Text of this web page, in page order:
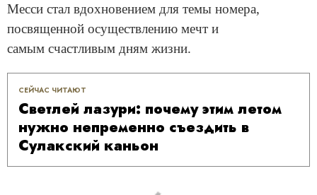
Месси стал вдохновением для темы номера,
посвященной осуществлению мечт и
самым счастливым дням жизни.
СЕЙЧАС ЧИТАЮТ
Светлей лазури: почему этим летом
нужно непременно съездить в
Сулакский каньон